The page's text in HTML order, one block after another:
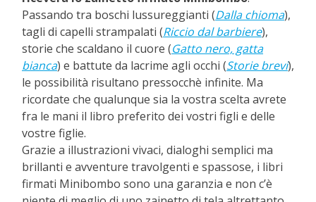
Passando tra boschi lussureggianti (Dalla chioma),
tagli di capelli strampalati (Riccio dal barbiere),
storie che scaldano il cuore (Gatto nero, gatta
bianca) e battute da lacrime agli occhi (Storie brevi),
le possibilità risultano pressocchè infinite. Ma
ricordate che qualunque sia la vostra scelta avrete
fra le mani il libro preferito dei vostri figli e delle
vostre figlie.
Grazie a illustrazioni vivaci, dialoghi semplici ma
brillanti e avventure travolgenti e spassose, i libri
firmati Minibombo sono una garanzia e non c’è